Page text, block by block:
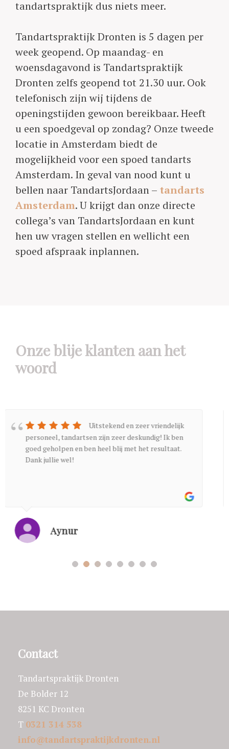
tandartspraktijk dus niets meer.
Tandartspraktijk Dronten is 5 dagen per
week geopend. Op maandag- en
woensdagavond is Tandartspraktijk
Dronten zelfs geopend tot 21.30 uur. Ook
telefonisch zijn wij tijdens de
openingstijden gewoon bereikbaar. Heeft
u een spoedgeval op zondag? Onze tweede
locatie in Amsterdam biedt de
mogelijkheid voor een spoed tandarts
Amsterdam. In geval van nood kunt u
bellen naar TandartsJordaan – tandarts
Amsterdam. U krijgt dan onze directe
collega’s van TandartsJordaan en kunt
hen uw vragen stellen en wellicht een
spoed afspraak inplannen.
Onze blije klanten aan het
woord
Wat een fijne ervaring! Ben erg
bang voor de tandarts, maar wat hebben ze me
gerust gesteld. Super veel geduld en ontzettend
lieve medewerkers! Bedankt hiervoor!!
T Yildiz
Contact
Tandartspraktijk Dronten
De Bolder 12
8251 KC Dronten
T 0321 314 538
info@tandartspraktijkdronten.nl